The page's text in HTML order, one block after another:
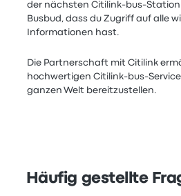
der nächsten Citilink-bus-
Busbud, dass du Zugriff auf alle
Informationen hast.
Die Partnerschaft mit Citilink
hochwertigen Citilink-bus-
ganzen Welt bereitzustellen.
Häufig gestellte